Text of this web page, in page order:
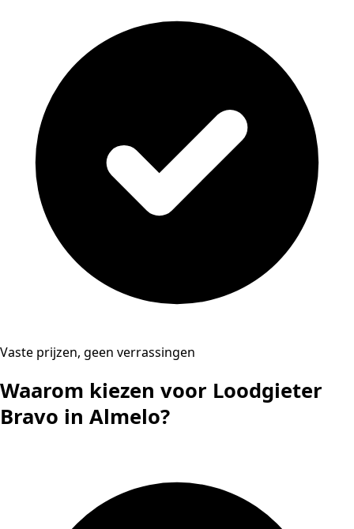
Vaste prijzen, geen verrassingen
Waarom kiezen voor Loodgieter
Bravo in Almelo?